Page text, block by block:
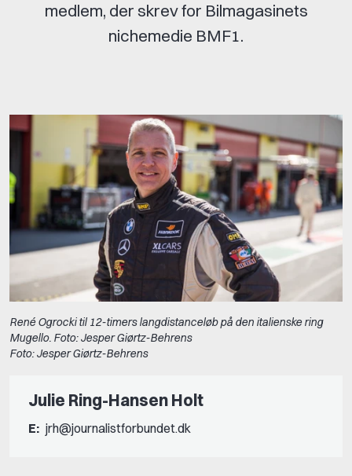
medlem, der skrev for Bilmagasinets
nichemedie BMF1.
René Ogrocki til 12-timers langdistanceløb på den italienske ring
Mugello. Foto: Jesper Giørtz-Behrens
Foto: Jesper Giørtz-Behrens
Julie Ring-Hansen Holt
E: jrh@journalistforbundet.dk